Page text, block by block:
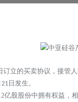
订立的买卖协议，接管
21 日发生。
亿股股份中拥有权益，